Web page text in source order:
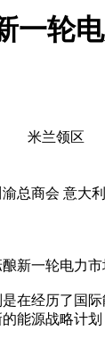
一轮
米兰领区
总商会 意
新一轮电力
在经历了国
能源战略计